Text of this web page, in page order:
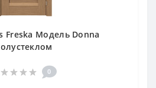
Freska Модель Donna
0